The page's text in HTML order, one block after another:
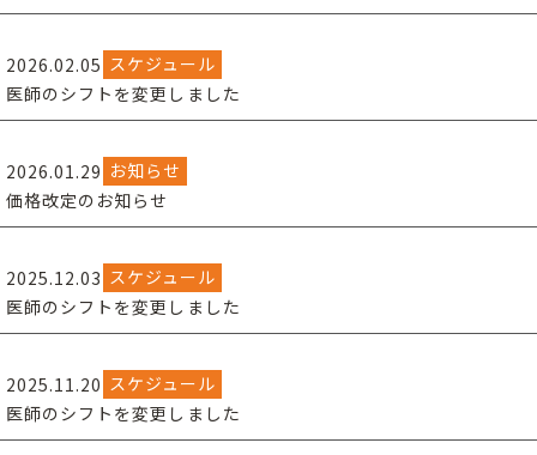
2026.02.05 スケジュール
医師のシフトを変更しました
2026.01.29 お知らせ
価格改定のお知らせ
2025.12.03 スケジュール
医師のシフトを変更しました
2025.11.20 スケジュール
医師のシフトを変更しました